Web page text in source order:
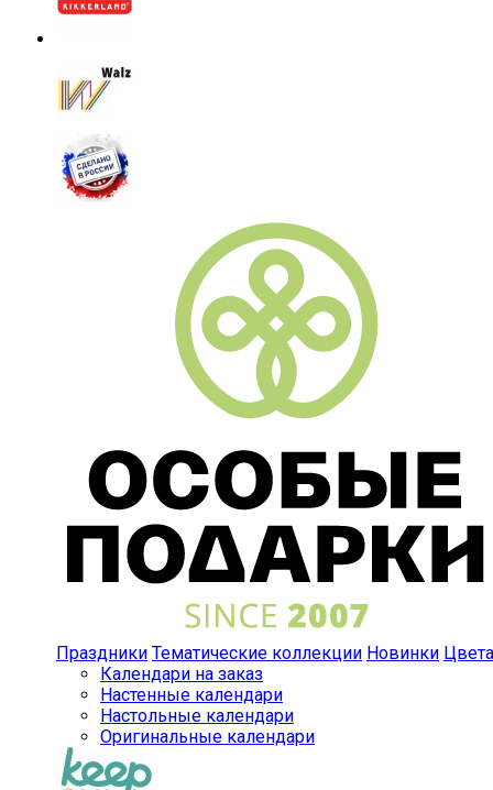
Праздники Тематические коллекции Новинки Цвета
Календари на заказ
Настенные календари
Настольные календари
Оригинальные календари